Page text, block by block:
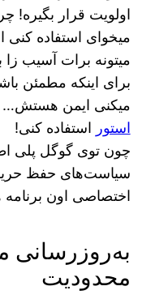
اولویت قرار بگیره!
میخوای استفاده کنی
میتونه برات آسیب زا
برای اینکه مطمئن
میکنی ایمن
استور استفاده کنی!
چون توی گوگل پلی
سیاست‌های حفظ
اختصاصی اون
به‌روزرسانی
محدودیت